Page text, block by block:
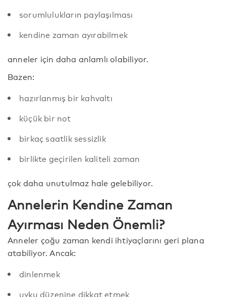
sorumlulukların paylaşılması
kendine zaman ayırabilmek
anneler için daha anlamlı olabiliyor.
Bazen:
hazırlanmış bir kahvaltı
küçük bir not
birkaç saatlik sessizlik
birlikte geçirilen kaliteli zaman
çok daha unutulmaz hale gelebiliyor.
Annelerin Kendine Zaman
Ayırması Neden Önemli?
Anneler çoğu zaman kendi ihtiyaçlarını geri plana
atabiliyor. Ancak:
dinlenmek
uyku düzenine dikkat etmek